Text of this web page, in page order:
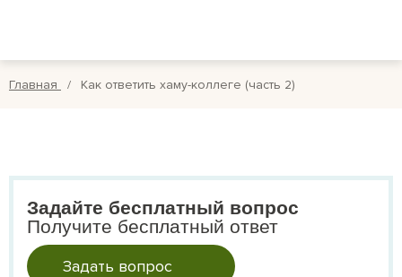
Главная Как ответить хаму-коллеге (часть 2)
Задайте бесплатный вопрос
Получите бесплатный ответ
Задать вопрос